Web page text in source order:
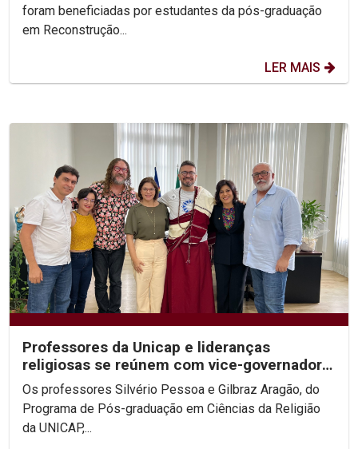
foram beneficiadas por estudantes da pós-graduação
em Reconstrução...
LER MAIS
Professores da Unicap e lideranças
religiosas se reúnem com vice-governadora
de PE
Os professores Silvério Pessoa e Gilbraz Aragão, do
Programa de Pós-graduação em Ciências da Religião
da UNICAP,...